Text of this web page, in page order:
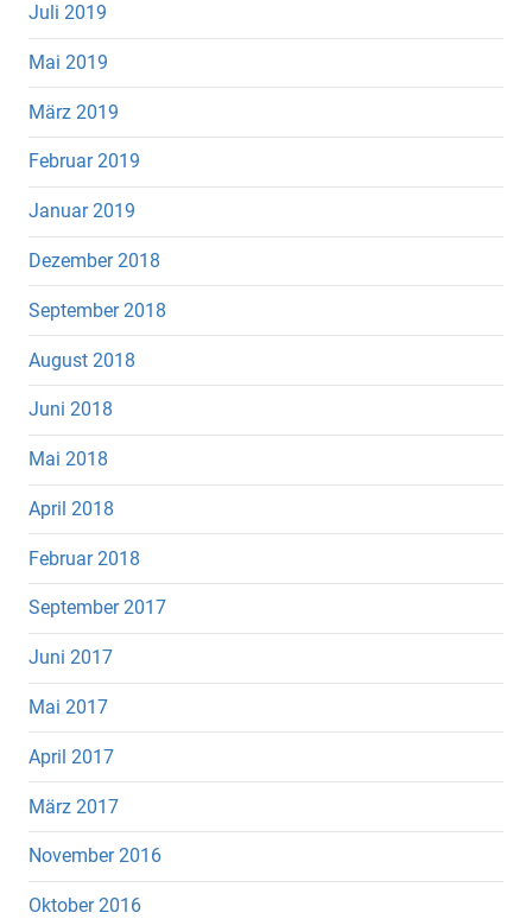
Juli 2019
Mai 2019
März 2019
Februar 2019
Januar 2019
Dezember 2018
September 2018
August 2018
Juni 2018
Mai 2018
April 2018
Februar 2018
September 2017
Juni 2017
Mai 2017
April 2017
März 2017
November 2016
Oktober 2016